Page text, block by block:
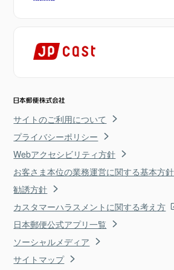
サイトのご利用について
プライバシーポリシー
Webアクセシビリティ方針
お客さま本位の業務運営に関する基本方針
勧誘方針
カスタマーハラスメントに関する考え方
日本郵便公式アプリ一覧
ソーシャルメディア
サイトマップ